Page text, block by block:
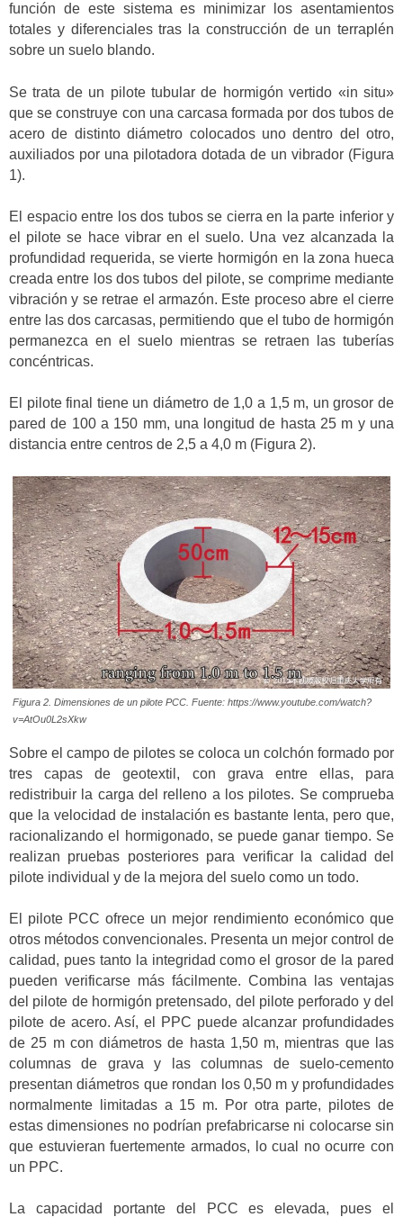
función de este sistema es minimizar los asentamientos
totales y diferenciales tras la construcción de un terraplén
sobre un suelo blando.
Se trata de un pilote tubular de hormigón vertido «in situ»
que se construye con una carcasa formada por dos tubos de
acero de distinto diámetro colocados uno dentro del otro,
auxiliados por una pilotadora dotada de un vibrador (Figura
1).
El espacio entre los dos tubos se cierra en la parte inferior y
el pilote se hace vibrar en el suelo. Una vez alcanzada la
profundidad requerida, se vierte hormigón en la zona hueca
creada entre los dos tubos del pilote, se comprime mediante
vibración y se retrae el armazón. Este proceso abre el cierre
entre las dos carcasas, permitiendo que el tubo de hormigón
permanezca en el suelo mientras se retraen las tuberías
concéntricas.
El pilote final tiene un diámetro de 1,0 a 1,5 m, un grosor de
pared de 100 a 150 mm, una longitud de hasta 25 m y una
distancia entre centros de 2,5 a 4,0 m (Figura 2).
Figura 2. Dimensiones de un pilote PCC. Fuente: https://www.youtube.com/watch?
v=AtOu0L2sXkw
Sobre el campo de pilotes se coloca un colchón formado por
tres capas de geotextil, con grava entre ellas, para
redistribuir la carga del relleno a los pilotes. Se comprueba
que la velocidad de instalación es bastante lenta, pero que,
racionalizando el hormigonado, se puede ganar tiempo. Se
realizan pruebas posteriores para verificar la calidad del
pilote individual y de la mejora del suelo como un todo.
El pilote PCC ofrece un mejor rendimiento económico que
otros métodos convencionales. Presenta un mejor control de
calidad, pues tanto la integridad como el grosor de la pared
pueden verificarse más fácilmente. Combina las ventajas
del pilote de hormigón pretensado, del pilote perforado y del
pilote de acero. Así, el PPC puede alcanzar profundidades
de 25 m con diámetros de hasta 1,50 m, mientras que las
columnas de grava y las columnas de suelo-cemento
presentan diámetros que rondan los 0,50 m y profundidades
normalmente limitadas a 15 m. Por otra parte, pilotes de
estas dimensiones no podrían prefabricarse ni colocarse sin
que estuvieran fuertemente armados, lo cual no ocurre con
un PPC.
La capacidad portante del PCC es elevada, pues el